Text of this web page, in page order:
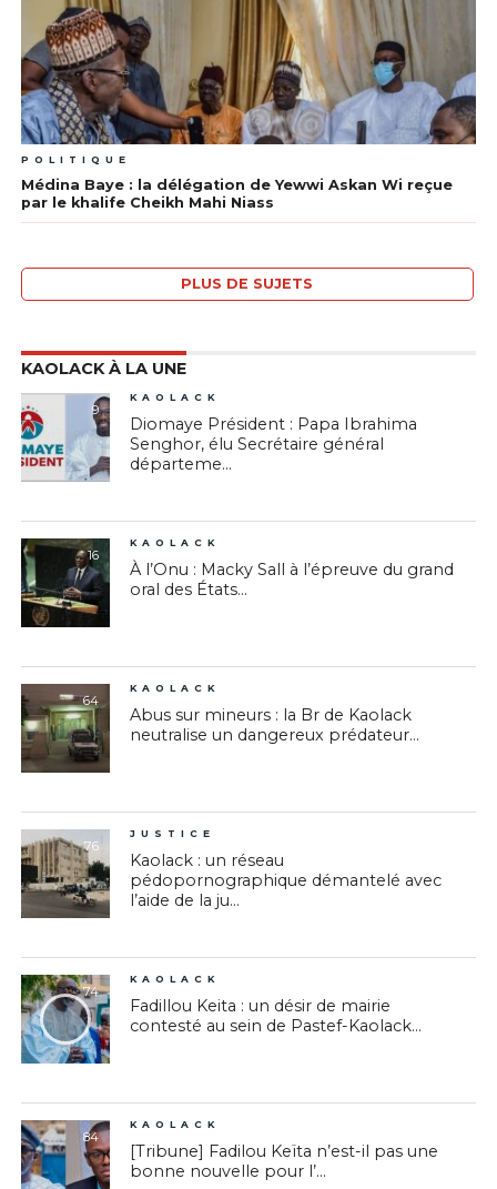
POLITIQUE
Médina Baye : la délégation de Yewwi Askan Wi reçue
par le khalife Cheikh Mahi Niass
PLUS DE SUJETS
KAOLACK À LA UNE
9
KAOLACK
Diomaye Président : Papa Ibrahima
Senghor, élu Secrétaire général
départeme...
16
KAOLACK
À l’Onu : Macky Sall à l’épreuve du grand
oral des États...
64
KAOLACK
Abus sur mineurs : la Br de Kaolack
neutralise un dangereux prédateur...
76
JUSTICE
Kaolack : un réseau
pédopornographique démantelé avec
l’aide de la ju...
74
KAOLACK
Fadillou Keita : un désir de mairie
contesté au sein de Pastef-Kaolack...
84
KAOLACK
[Tribune] Fadilou Keïta n’est-il pas une
bonne nouvelle pour l’...